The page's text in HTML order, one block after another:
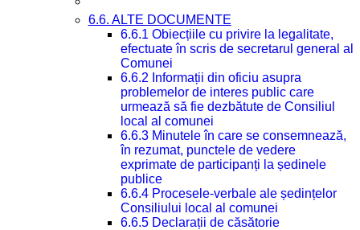
6.6. ALTE DOCUMENTE
6.6.1 Obiecțiile cu privire la legalitate,
efectuate în scris de secretarul general al
Comunei
6.6.2 Informații din oficiu asupra
problemelor de interes public care
urmează să fie dezbătute de Consiliul
local al comunei
6.6.3 Minutele în care se consemnează,
în rezumat, punctele de vedere
exprimate de participanți la ședinele
publice
6.6.4 Procesele-verbale ale ședințelor
Consiliului local al comunei
6.6.5 Declarații de căsătorie